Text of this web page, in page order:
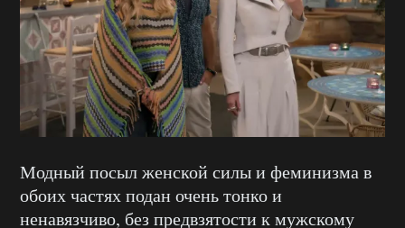
Модный посыл женской силы и феминизма в
обоих частях подан очень тонко и
ненавязчиво, без предвзятости к мужскому